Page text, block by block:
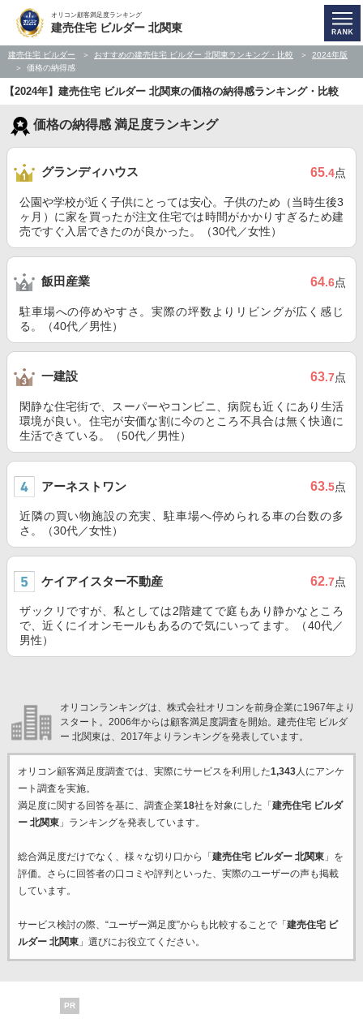
オリコン顧客満足度ランキング
建売住宅 ビルダー 北関東
建売住宅 ビルダー おすすめの建売住宅 ビルダー 北関東ランキング・比較
2024年版
価格の納得感
【2024年】建売住宅 ビルダー 北関東の価格の納得感ランキング・比較
価格の納得感 満足度ランキング
グランディハウス 65.4点
公園や学校が近く子供にとっては安心。子供のため（当時生後3
ヶ月）に家を買ったが注文住宅では時間がかかりすぎるため建
売ですぐ入居できたのが良かった。（30代／女性）
飯田産業 64.6点
駐車場への停めやすさ。実際の坪数よりリビングが広く感じ
る。（40代／男性）
一建設 63.7点
閑静な住宅街で、スーパーやコンビニ、病院も近くにあり生活
環境が良い。住宅が安価な割に今のところ不具合は無く快適に
生活できている。（50代／男性）
アーネストワン 63.5点
近隣の買い物施設の充実、駐車場へ停められる車の台数の多
さ。（30代／女性）
ケイアイスター不動産 62.7点
ザックリですが、私としては2階建てで庭もあり静かなところ
で、近くにイオンモールもあるので気にいってます。（40代／
男性）
オリコンランキングは、株式会社オリコンを前身企業に1967年より
スタート。2006年からは顧客満足度調査を開始。建売住宅 ビルダ
ー 北関東は、2017年よりランキングを発表しています。
オリコン顧客満足度調査では、実際にサービスを利用した1,343人にアンケ
ート調査を実施。
満足度に関する回答を基に、調査企業18社を対象にした「 建売住宅 ビルダ
ー 北関東」ランキングを発表しています。
総合満足度だけでなく、様々な切り口から「 建売住宅 ビルダー 北関東」を
評価。さらに回答者の口コミや評判といった、実際のユーザーの声も掲載
しています。
サービス検討の際、“ユーザー満足度”からも比較することで「 建売住宅 ビ
ルダー 北関東」選びにお役立てください。
PR